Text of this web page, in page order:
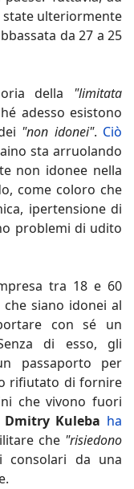
state ulteriormente
da 27 a 25
della "limitata
adesso esistono
"non idonei". Ciò
sta arruolando
non idonee nella
come coloro che
ipertensione di
problemi di udito
tra 18 e 60
siano idonei al
con sé un
di esso, gli
passaporto per
rifiutato di fornire
che vivono fuori
Dmitry Kuleba ha
che "risiedono
consolari da una